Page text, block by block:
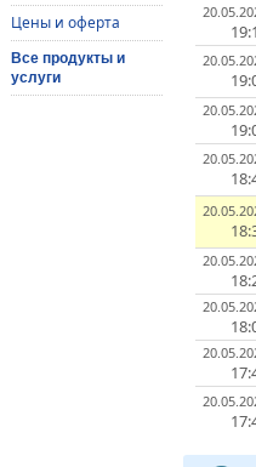
Цены и оферта
Все продукты и
услуги